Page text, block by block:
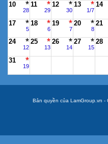
10
28
11
29
12
30
13
1/7
14
17
5
18
6
19
7
20
8
21
24
12
25
13
26
14
27
15
28
31
19
Bản quyền của LamGroup.vn -